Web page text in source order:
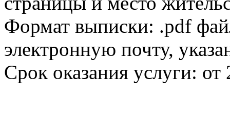
Формат выписки: .pdf
электронную почту,
Срок оказания услуги: от